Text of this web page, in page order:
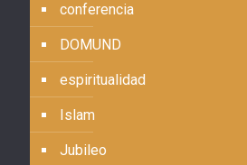
conferencia
DOMUND
espiritualidad
Islam
Jubileo